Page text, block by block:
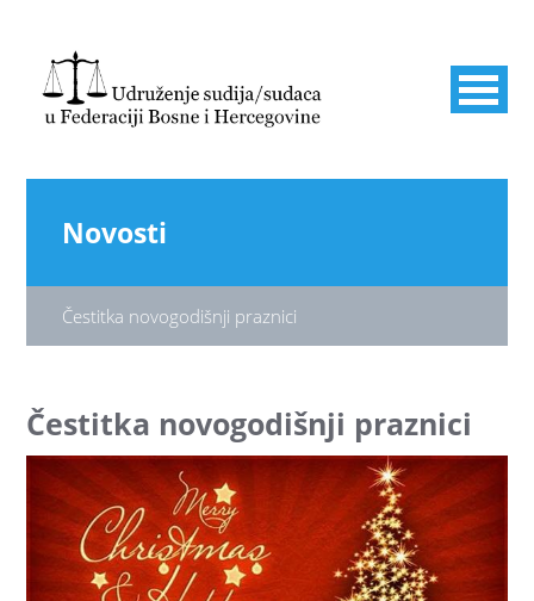
Novosti
Čestitka novogodišnji praznici
Čestitka novogodišnji praznici